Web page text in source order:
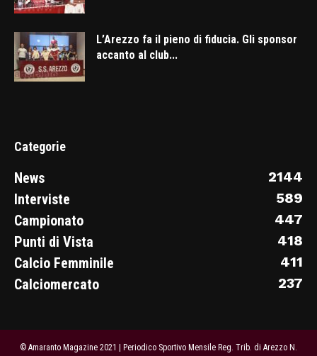
L’Arezzo fa il pieno di fiducia. Gli sponsor
accanto al club...
Categorie
News
2144
Interviste
589
Campionato
447
Punti di Vista
418
Calcio Femminile
411
Calciomercato
237
© Amaranto Magazine 2021 | Periodico Sportivo Mensile Reg. Trib. di Arezzo N.